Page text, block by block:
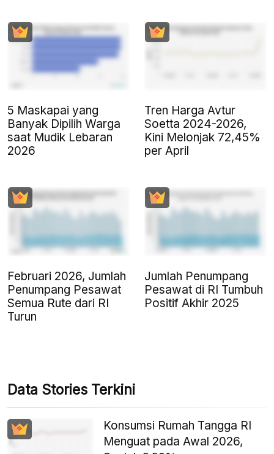
5 Maskapai yang
Banyak Dipilih Warga
saat Mudik Lebaran
2026
Tren Harga Avtur
Soetta 2024-2026,
Kini Melonjak 72,45%
per April
Februari 2026, Jumlah
Penumpang Pesawat
Semua Rute dari RI
Turun
Jumlah Penumpang
Pesawat di RI Tumbuh
Positif Akhir 2025
Data Stories Terkini
Konsumsi Rumah Tangga RI
Menguat pada Awal 2026,